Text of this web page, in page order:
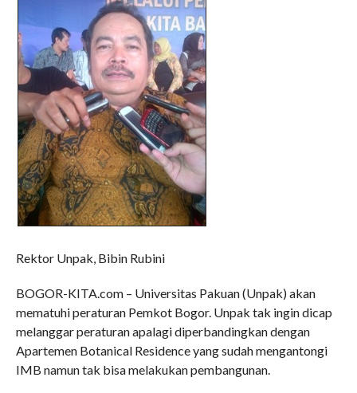
Rektor Unpak, Bibin Rubini
BOGOR-KITA.com – Universitas Pakuan (Unpak) akan
mematuhi peraturan Pemkot Bogor. Unpak tak ingin dicap
melanggar peraturan apalagi diperbandingkan dengan
Apartemen Botanical Residence yang sudah mengantongi
IMB namun tak bisa melakukan pembangunan.